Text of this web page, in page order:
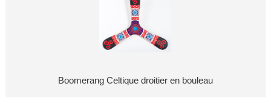
Boomerang Celtique droitier en bouleau